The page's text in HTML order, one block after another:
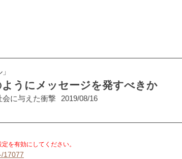
うにメッセージを発すべきか
会に与えた衝撃 2019/08/16
を有効にしてください。
17077